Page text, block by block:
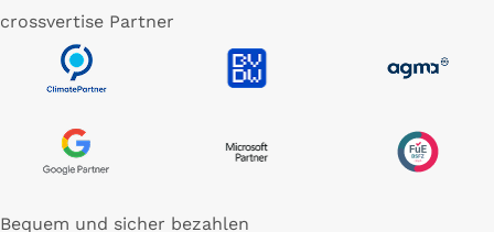
crossvertise Partner
Bequem und sicher bezahlen